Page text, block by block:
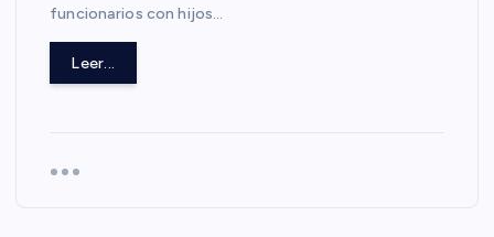
funcionarios con hijos…
Leer...